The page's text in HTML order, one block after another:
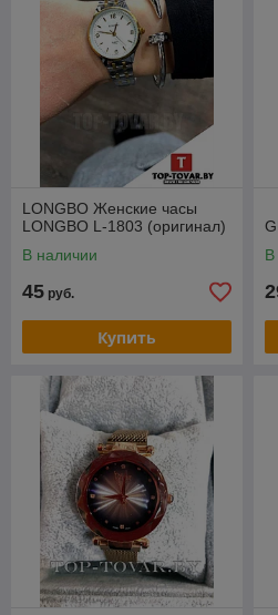
LONGBO Женские часы
LONGBO L-1803 (оригинал)
В наличии
45 руб.
Купить
В